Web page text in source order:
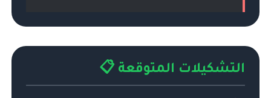
التشكيلات المتوقعة 📋